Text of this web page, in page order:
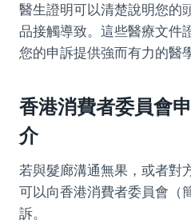
醫生證明可以清楚說明您的
品接觸導致。這些醫療文件
您的申訴提供強而有力的醫
香港消費者委員會
介
若與髮廊溝通無果，或者對
可以向香港消費者委員會（
訴。